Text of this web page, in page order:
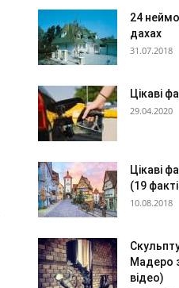
24
дахах
31.07.2018
Цікаві
29.04.2020
Цікаві
(19
10.08.2018
Мадеро
відео)